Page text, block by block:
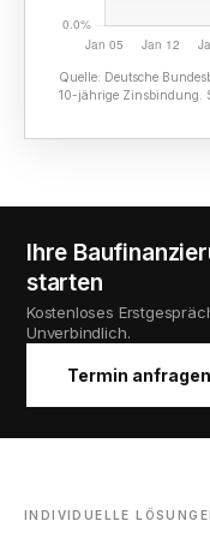
Quelle: Deutsche
10-jährige Zinsbindung.
Ihre
starten
Kostenloses
Unverbindlich.
Termin
INDIVIDUELLE